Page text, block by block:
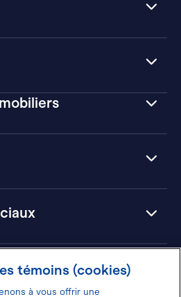
témoins (cookies)
à vous offrir une